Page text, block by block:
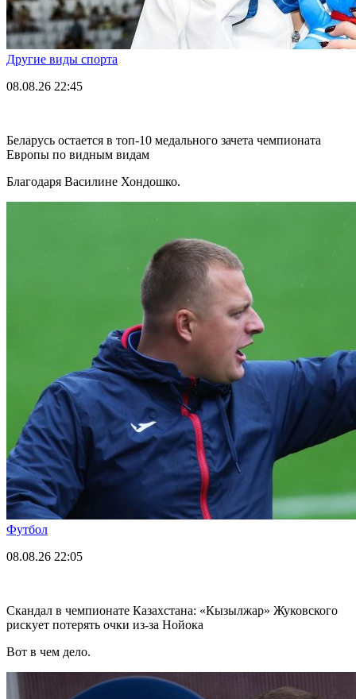
Другие виды спорта
08.08.26 22:45
Беларусь остается в топ-10 медального зачета чемпионата
Европы по видным видам
Благодаря Василине Хондошко.
Футбол
08.08.26 22:05
Скандал в чемпионате Казахстана: «Кызылжар» Жуковского
рискует потерять очки из-за Нойока
Вот в чем дело.